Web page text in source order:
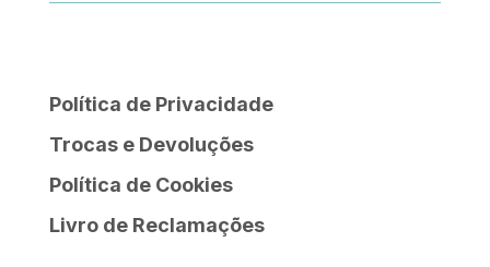
Política de Privacidade
Trocas e Devoluções
Política de Cookies
Livro de Reclamações